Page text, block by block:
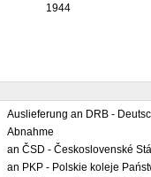
1944
Auslieferung an DRB -
Abnahme
an ČSD - Československé
an PKP - Polskie koleje